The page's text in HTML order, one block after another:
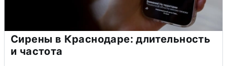
Сирены в Краснодаре: длительность
и частота